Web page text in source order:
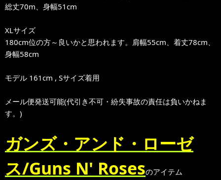
総丈70m、身幅51cm
XLサイズ
180cm位の方～良いかと思われます。肩幅55cm、着丈78cm、
身幅58cm
モデル 161cm , Sサイズ着用
メール便発送可能(代引き不可・紛失事故の責任は負いかねま
す。)
ガンズ・アンド・ローゼ
ス/Guns N' Rosesのアイテム